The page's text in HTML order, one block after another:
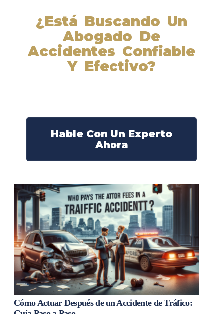
¿Está Buscando Un
Abogado De
Accidentes Confiable
Y Efectivo?
Hable Con Un Experto
Ahora
Cómo Actuar Después de un Accidente de Tráfico: